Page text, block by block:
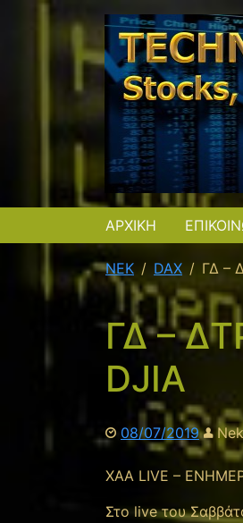
ΑΡΧΙΚΗ
NEK DAX ΓΔ –
ΓΔ –
DJIA
08/07/2019 Nek
XAA LIVE –
Στο live του